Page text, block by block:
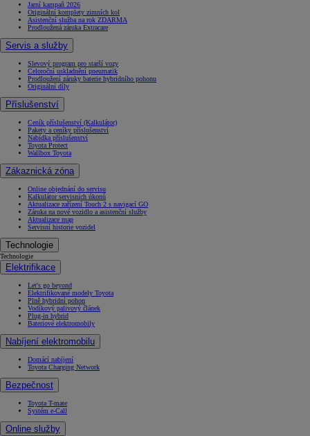
Jarní kampaň 2026
Originální komplety zimních kol
Asistenční služba na rok ZDARMA
Prodloužená záruka Extracare
Servis a služby
Slevový program pro starší vozy
Celoroční uskladnění pneumatik
Prodloužení záruky baterie hybridního pohonu
Originální díly
Příslušenství
Ceník příslušenství (Kalkulátor)
Pakety a ceníky příslušenství
Nabídka příslušenství
Toyota Protect
Wallbox Toyota
Zákaznická zóna
Online objednání do servisu
Kalkulátor servisních úkonů
Aktualizace zařízení Touch 2 s navigací GO
Záruka na nové vozidlo a asistenční služby
Aktualizace map
Servisní historie vozidel
Technologie
Technologie
Elektrifikace
Let's go beyond
Elektrifikované modely Toyota
Plně hybridní pohon
Vodíkový palivový článek
Plug-in hybrid
Bateriové elektromobily
Nabíjení elektromobilu
Domácí nabíjení
Toyota Charging Network
Bezpečnost
Toyota T-mate
Systém e-Call
Online služby